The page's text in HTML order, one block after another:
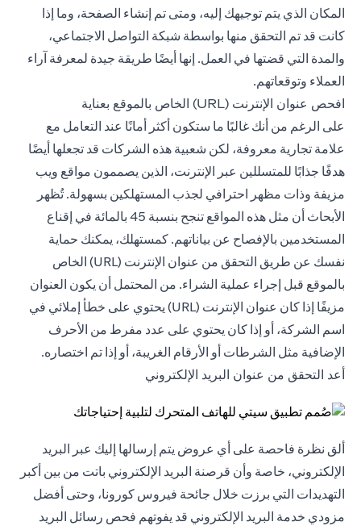
المكان الذي يتم توجيهك إليه، ومتى تم إنشاء الصفحة، وما إذا
كانت قد تم التحقق منها بواسطة شبكة التواصل الاجتماعي،
والمدة التي قضتها في العمل. إنها أيضًا طريقة جيدة لمعرفة آراء
العملاء وتوقعاتهم.
افحص عنوان الإنترنت (URL) الخاص بالموقع بعناية
على الرغم من أنك غالبًا ما ستكون أكثر أمانًا عند التعامل مع
علامة تجارية معروفة، لكن شعبية هذه الشركات قد تجعلها أيضًا
هدفًا جذابًا للمتسللين عبر الإنترنت، الذين يصممون مواقع ويب
مزيفة وذات مظهر احترافي لجذب المستهلكين بسهولة. تُظهر
الأبحاث أن مثل هذه المواقع تنجح بنسبة 45 بالمائة في إقناع
المستخدمين بالإفصاح عن بياناتهم. كمستهلك، يمكنك حماية
نفسك عن طريق التحقق من عنوان الإنترنت (URL) الخاص
بالموقع قبل إجراء عملية الشراء. من المحتمل أن يكون العنوان
مزيفًا إذا كان عنوان الإنترنت (URL) يحتوي على خطأ إملائي في
اسم الشركة، أو إذا كان يحتوي على عدد مفرط من الأحرف
الإضافية مثل الشرطات أو الأرقام الغريبة، أو إذا تم اختصاره.
أعد التحقق من عنوان البريد الإلكتروني
ألق نظرة فاحصة على أي عروض يتم إرسالها إليك عبر البريد
الإلكتروني، خاصة وأن قرصنة البريد الإلكتروني باتت من بين أكبر
التهديدات التي برزت خلال جائحة فيروس كورونا، وحتى أفضل
مزودي خدمة البريد الإلكتروني قد يفوتهم فحص رسائل البريد